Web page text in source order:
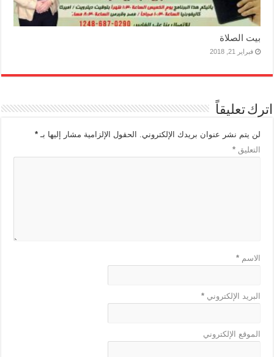
بيت الصلاة
فبراير 21, 2018
اترك تعليقاً
لن يتم نشر عنوان بريدك الإلكتروني. الحقول الإلزامية مشار إليها بـ*
التعليق*
الاسم*
البريد الإلكتروني*
الموقع الإلكتروني